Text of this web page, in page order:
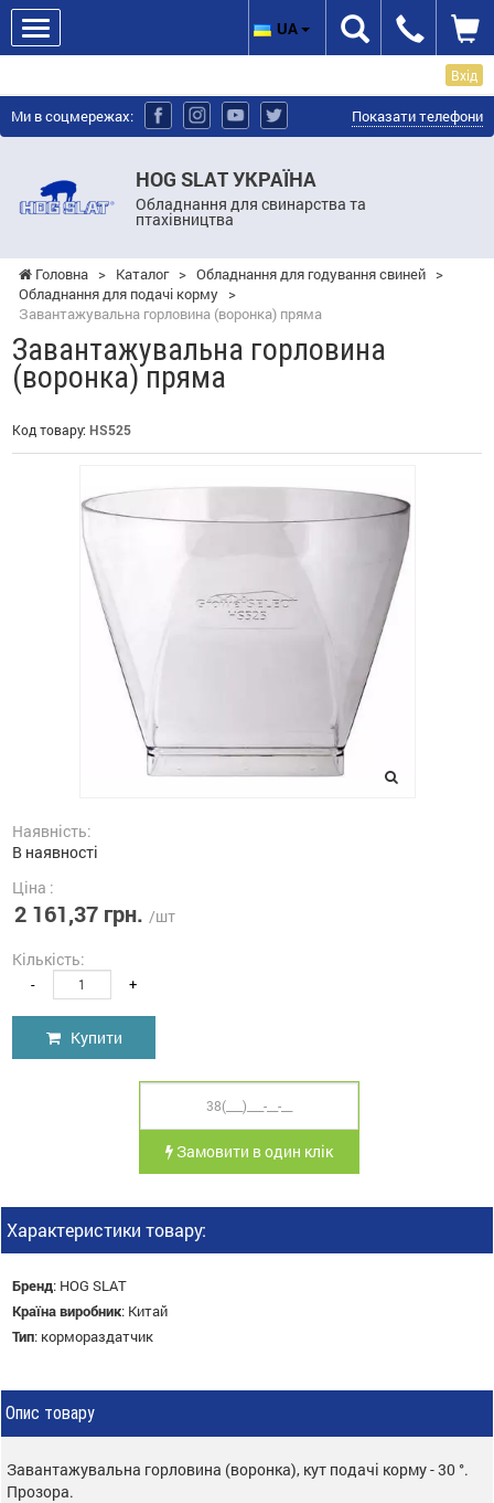
Вхід
Ми в соцмережах: Показати телефони
HOG SLAT УКРАЇНА
Обладнання для свинарства та
птахівництва
UA
Головна > Каталог > Обладнання для годування свиней >
Обладнання для подачі корму >
Завантажувальна горловина (воронка) пряма
Завантажувальна горловина
(воронка) пряма
Код товару: HS525
Наявність:
В наявності
Ціна :
2 161,37 грн. /шт
Кількість:
- +
Купити
Замовити в один клік
Характеристики товару:
Бренд: HOG SLAT
Країна виробник: Китай
Тип: кормораздатчик
Опис товару
Завантажувальна горловина (воронка), кут подачі корму - 30 °.
Прозора.